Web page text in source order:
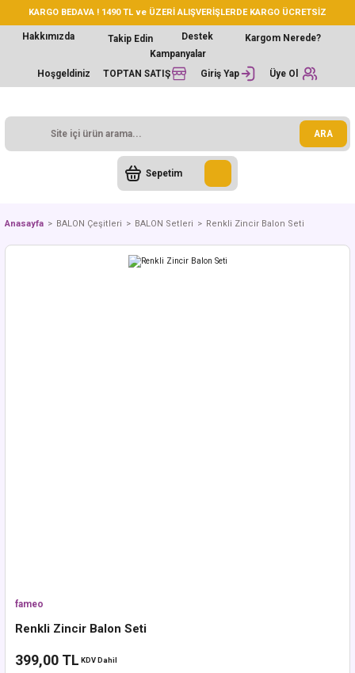
KARGO BEDAVA ! 1490 TL ve ÜZERİ ALIŞVERİŞLERDE KARGO ÜCRETSİZ
Hakkımızda Takip Edin Destek
Kargom Nerede?
Kampanyalar
Hoşgeldiniz
TOPTAN SATIŞ Giriş Yap Üye Ol
ARA
Sepetim
Anasayfa BALON Çeşitleri BALON Setleri Renkli Zincir Balon Seti
fameo
Renkli Zincir Balon Seti
399,00 TL KDV Dahil